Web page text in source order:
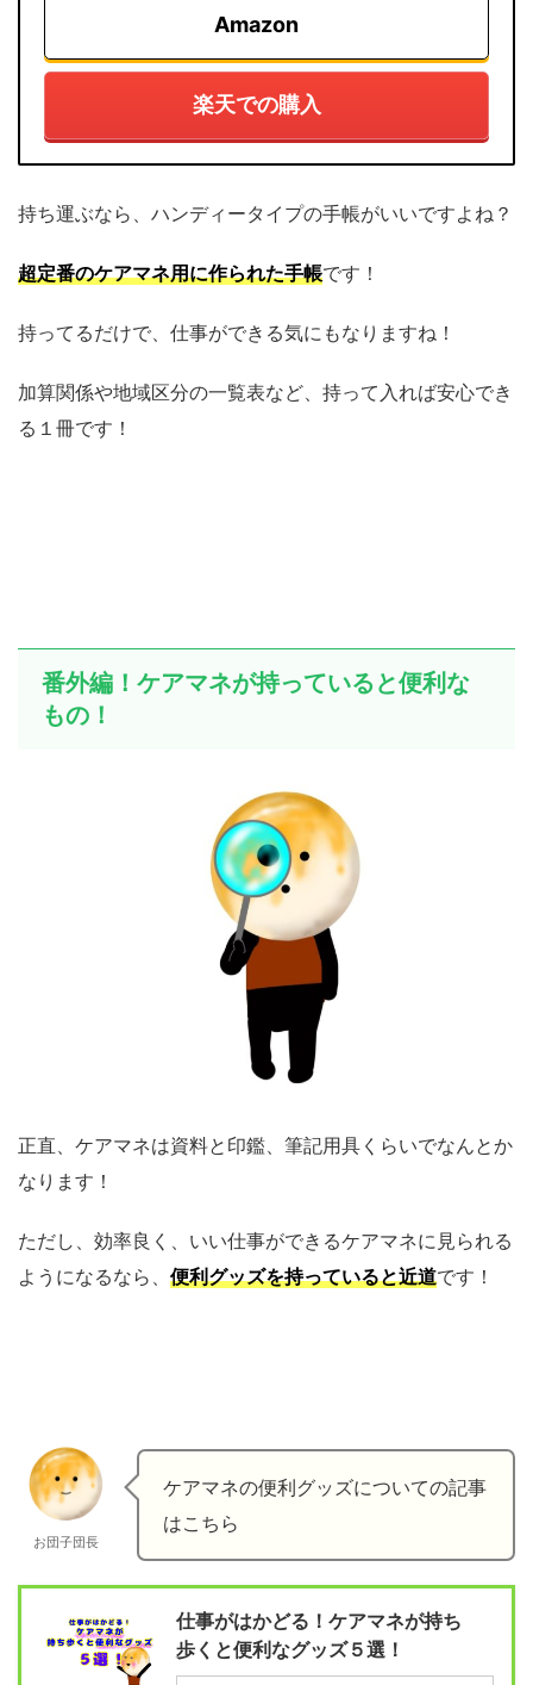
Amazon
楽天での購入
持ち運ぶなら、ハンディータイプの手帳がいいですよね？
超定番のケアマネ用に作られた手帳です！
持ってるだけで、仕事ができる気にもなりますね！
加算関係や地域区分の一覧表など、持って入れば安心でき
る１冊です！
番外編！ケアマネが持っていると便利な
もの！
正直、ケアマネは資料と印鑑、筆記用具くらいでなんとか
なります！
ただし、効率良く、いい仕事ができるケアマネに見られる
ようになるなら、 便利グッズを持っていると近道です！
お団子団長
ケアマネの便利グッズについての記事
はこちら
仕事がはかどる！ケアマネが持ち
歩くと便利なグッズ５選！